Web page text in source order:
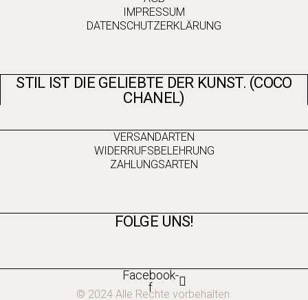
IMPRESSUM
DATENSCHUTZERKLÄRUNG
STIL IST DIE GELIEBTE DER KUNST. (COCO
CHANEL)
VERSANDARTEN
WIDERRUFSBELEHRUNG
ZAHLUNGSARTEN
FOLGE UNS!
Facebook-
f
© 2024 Alle Rechte vorbehalten.